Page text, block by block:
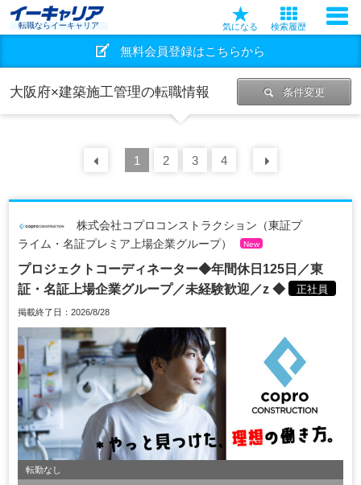
転職ならイーキャリア 気になる 検索履歴
無料会員登録はこちらから
大阪府×建築施工管理の転職情報 条件変更
前の 30
1 2 3 4
株式会社コプロコンストラクション（東証プ
ライム・名証プレミア上場企業グループ）
New
プロジェクトコーディネーター◆年間休日125日／東
証・名証上場企業グループ／未経験歓迎／z ◆
正社員
掲載終了日：2026/8/28
転勤なし